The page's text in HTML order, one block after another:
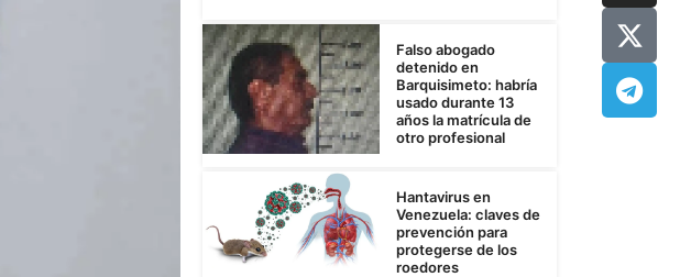
Falso abogado
detenido en
Barquisimeto: habría
usado durante 13
años la matrícula de
otro profesional
Hantavirus en
Venezuela: claves de
prevención para
protegerse de los
roedores